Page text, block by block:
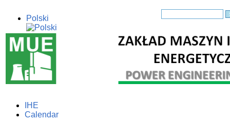
Polski
English
IHE
Calendar